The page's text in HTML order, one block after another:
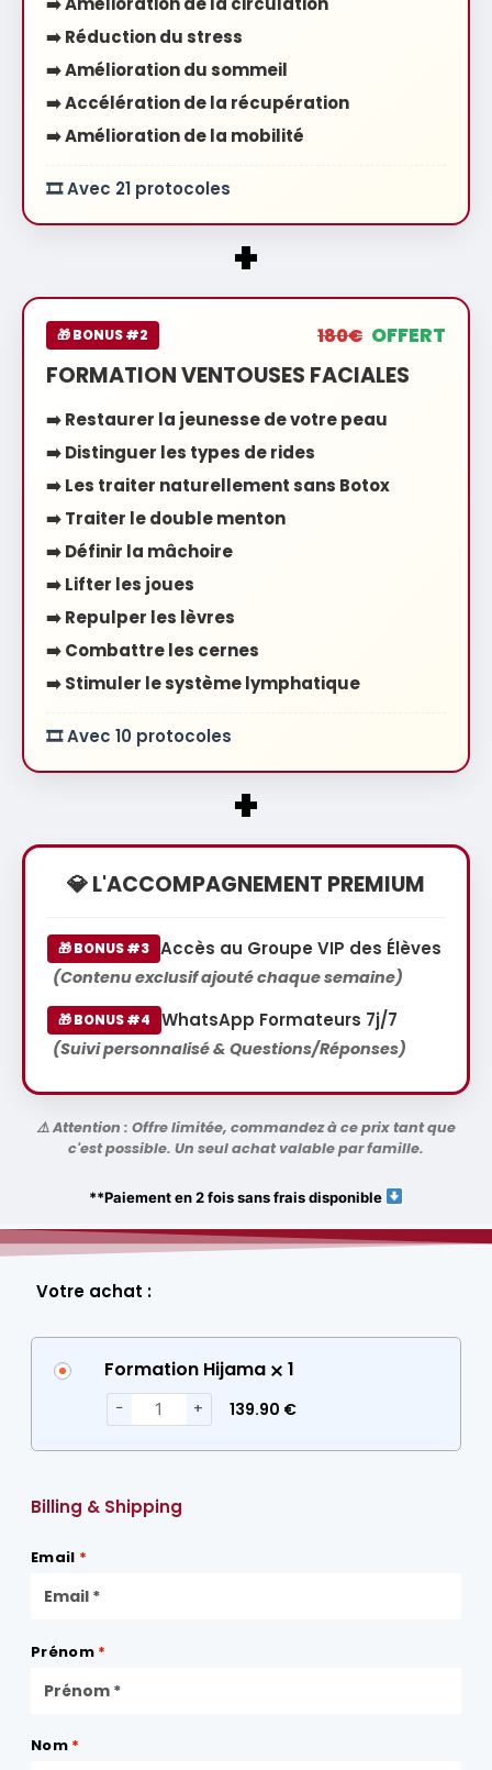
➡️ Réduction du stress
➡️ Amélioration du sommeil
➡️ Accélération de la récupération
➡️ Amélioration de la mobilité
🎞️ Avec 21 protocoles
+
🎁 BONUS #2 180€ OFFERT
FORMATION VENTOUSES FACIALES
➡️ Restaurer la jeunesse de votre peau
➡️ Distinguer les types de rides
➡️ Les traiter naturellement sans Botox
➡️ Traiter le double menton
➡️ Définir la mâchoire
➡️ Lifter les joues
➡️ Repulper les lèvres
➡️ Combattre les cernes
➡️ Stimuler le système lymphatique
🎞️ Avec 10 protocoles
+
💎 L'ACCOMPAGNEMENT PREMIUM
🎁 BONUS #3 Accès au Groupe VIP des Élèves
(Contenu exclusif ajouté chaque semaine)
🎁 BONUS #4 WhatsApp Formateurs 7j/7
(Suivi personnalisé & Questions/Réponses)
⚠️ Attention : Offre limitée, commandez à ce prix tant que
c'est possible. Un seul achat valable par famille.
**Paiement en 2 fois sans frais disponible
Votre achat :
Formation Hijama 1
− + 139.90 €
Billing & Shipping
Email *
Prénom *
Nom *